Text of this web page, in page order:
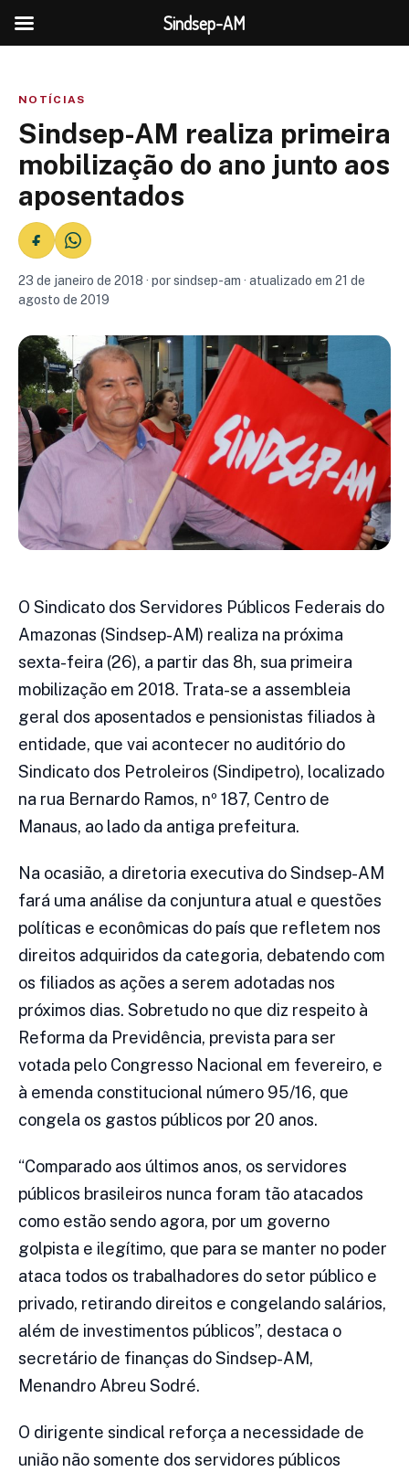
NOTÍCIAS
Sindsep-AM realiza primeira
mobilização do ano junto aos
aposentados
23 de janeiro de 2018 · por sindsep-am · atualizado em 21 de
agosto de 2019
O Sindicato dos Servidores Públicos Federais do
Amazonas (Sindsep-AM) realiza na próxima
sexta-feira (26), a partir das 8h, sua primeira
mobilização em 2018. Trata-se a assembleia
geral dos aposentados e pensionistas filiados à
entidade, que vai acontecer no auditório do
Sindicato dos Petroleiros (Sindipetro), localizado
na rua Bernardo Ramos, nº 187, Centro de
Manaus, ao lado da antiga prefeitura.
Na ocasião, a diretoria executiva do Sindsep-AM
fará uma análise da conjuntura atual e questões
políticas e econômicas do país que refletem nos
direitos adquiridos da categoria, debatendo com
os filiados as ações a serem adotadas nos
próximos dias. Sobretudo no que diz respeito à
Reforma da Previdência, prevista para ser
votada pelo Congresso Nacional em fevereiro, e
à emenda constitucional número 95/16, que
congela os gastos públicos por 20 anos.
“Comparado aos últimos anos, os servidores
públicos brasileiros nunca foram tão atacados
como estão sendo agora, por um governo
golpista e ilegítimo, que para se manter no poder
ataca todos os trabalhadores do setor público e
privado, retirando direitos e congelando salários,
além de investimentos públicos”, destaca o
secretário de finanças do Sindsep-AM,
Menandro Abreu Sodré.
O dirigente sindical reforça a necessidade de
união não somente dos servidores públicos
Sindsep-AM